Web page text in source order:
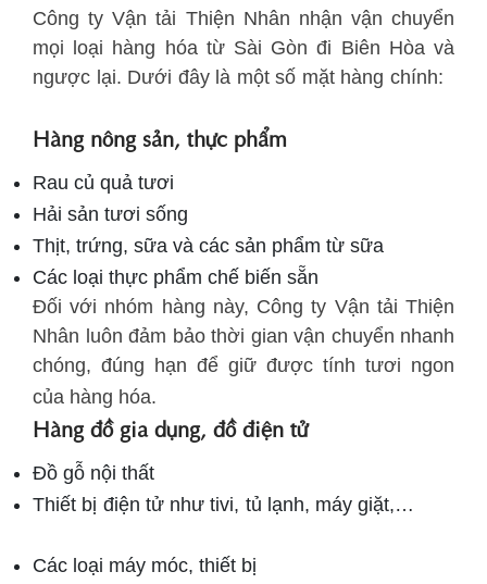
Công ty Vận tải Thiện Nhân nhận vận chuyển
mọi loại hàng hóa từ Sài Gòn đi Biên Hòa và
ngược lại. Dưới đây là một số mặt hàng chính:
Hàng nông sản, thực phẩm
Rau củ quả tươi
Hải sản tươi sống
Thịt, trứng, sữa và các sản phẩm từ sữa
Các loại thực phẩm chế biến sẵn
Đối với nhóm hàng này, Công ty Vận tải Thiện
Nhân luôn đảm bảo thời gian vận chuyển nhanh
chóng, đúng hạn để giữ được tính tươi ngon
của hàng hóa.
Hàng đồ gia dụng, đồ điện tử
Đồ gỗ nội thất
Thiết bị điện tử như tivi, tủ lạnh, máy giặt,…
Các loại máy móc, thiết bị